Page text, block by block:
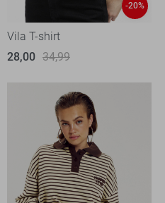
-20%
Vila T-shirt
28,00 34,99